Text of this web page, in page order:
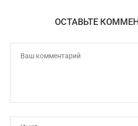
ОСТАВЬТЕ